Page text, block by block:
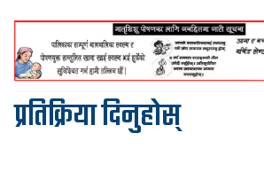
प्रतिक्रिया दिनुहोस्